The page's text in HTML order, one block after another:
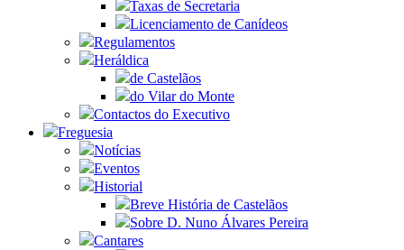
Taxas de Secretaria
Licenciamento de Canídeos
Regulamentos
Heráldica
de Castelãos
do Vilar do Monte
Contactos do Executivo
Freguesia
Notícias
Eventos
Historial
Breve História de Castelãos
Sobre D. Nuno Álvares Pereira
Cantares